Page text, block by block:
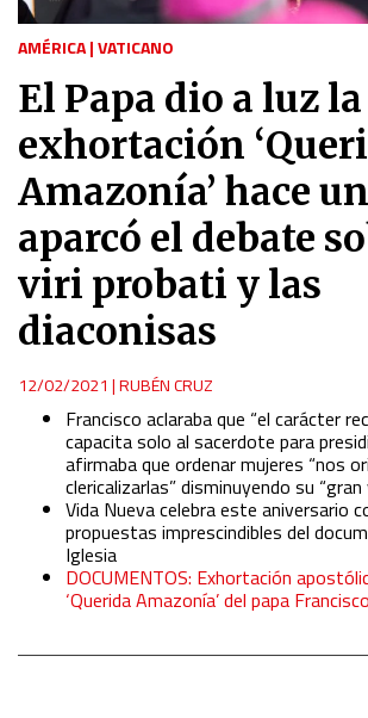
AMÉRICA|VATICANO
El Papa dio a luz la
exhortación
Amazonía’ hace
aparcó el debate
viri probati y las
diaconisas
12/02/2021 |RUBÉN CRUZ
Francisco aclaraba que “el carácter
capacita solo al sacerdote para
afirmaba que ordenar mujeres “nos
clericalizarlas” disminuyendo su “gran
Vida Nueva celebra este aniversario
propuestas imprescindibles del
Iglesia
DOCUMENTOS: Exhortación
‘Querida Amazonía’ del papa Francisco